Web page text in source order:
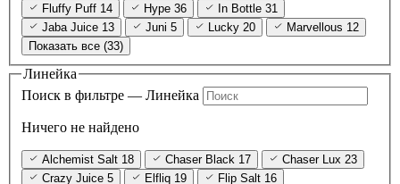
Fluffy Puff 14 Hype 36 In Bottle 31
Jaba Juice 13 Juni 5 Lucky 20 Marvellous 12
Показать все (33)
Линейка
Поиск в фильтре — Линейка
Ничего не найдено
Alchemist Salt 18 Chaser Black 17 Chaser Lux 23
Crazy Juice 5 Elfliq 19 Flip Salt 16